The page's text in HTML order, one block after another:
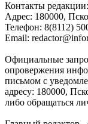
Контакты редакции:
Адреc: 180000,
Телефон: 8(8112)
Email:
Официальные
опровержения
письмом с
адресу: 180000,
либо обращаться